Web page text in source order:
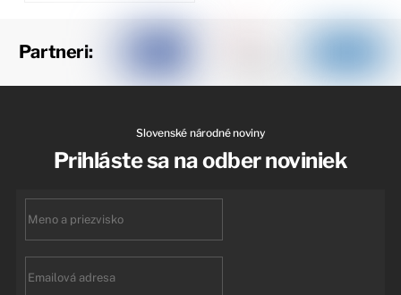
Partneri:
Slovenské národné noviny
Prihláste sa na odber noviniek